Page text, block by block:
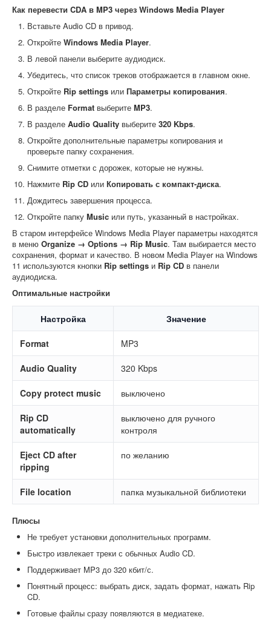
Как перевести CDA в MP3 через Windows Media Player
Вставьте Audio CD в привод.
Откройте Windows Media Player.
В левой панели выберите аудиодиск.
Убедитесь, что список треков отображается в главном окне.
Откройте Rip settings или Параметры копирования.
В разделе Format выберите MP3.
В разделе Audio Quality выберите 320 Kbps.
Откройте дополнительные параметры копирования и
проверьте папку сохранения.
Снимите отметки с дорожек, которые не нужны.
Нажмите Rip CD или Копировать с компакт-диска.
Дождитесь завершения процесса.
Откройте папку Music или путь, указанный в настройках.
В старом интерфейсе Windows Media Player параметры находятся
в меню Organize → Options → Rip Music. Там выбирается место
сохранения, формат и качество. В новом Media Player на Windows
11 используются кнопки Rip settings и Rip CD в панели
аудиодиска.
Оптимальные настройки
Настройка Значение
Format MP3
Audio Quality 320 Kbps
Copy protect music выключено
Rip CD
automatically
выключено для ручного
контроля
Eject CD after
ripping
по желанию
File location папка музыкальной библиотеки
Плюсы
Не требует установки дополнительных программ.
Быстро извлекает треки с обычных Audio CD.
Поддерживает MP3 до 320 кбит/с.
Понятный процесс: выбрать диск, задать формат, нажать Rip
CD.
Готовые файлы сразу появляются в медиатеке.